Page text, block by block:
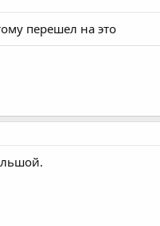
перешел на это